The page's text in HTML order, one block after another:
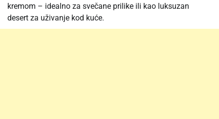
kremom – idealno za svečane prilike ili kao luksuzan
desert za uživanje kod kuće.